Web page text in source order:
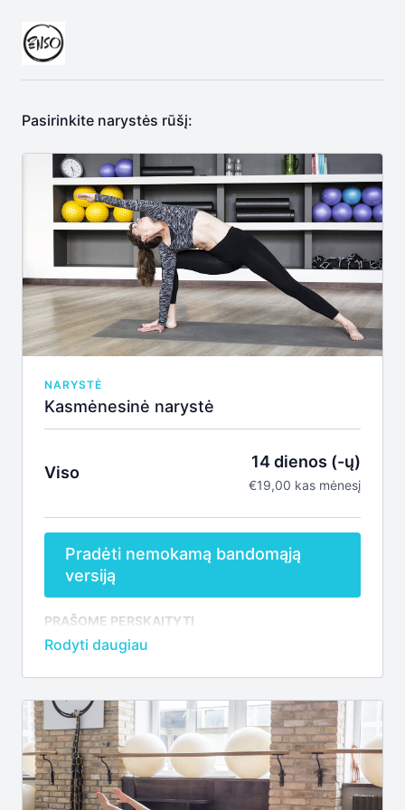
Pasirinkite narystės rūšį:
NARYSTĖ
Kasmėnesinė narystė
Viso
14 dienos (-ų)
€19,00 kas mėnesį
Pradėti nemokamą bandomąją
versiją
PRAŠOME PERSKAITYTI
Sveiki! Kaip smagu,
Sportuodami su mumis pagerinsite kūno formas,
sumažinsite nugaros skausmus, pagerinsite miego
treniruotėmis Jums patogiu metu, sau priimtinu
tempu.
Rezultatai jau po savaitės?
Taip, tai įmanoma!
Pasirinkite tris dienas per savaitę, kada skirsite laiko
sau, ir jau po savaitės pajusite pirmuosius pokyčius.